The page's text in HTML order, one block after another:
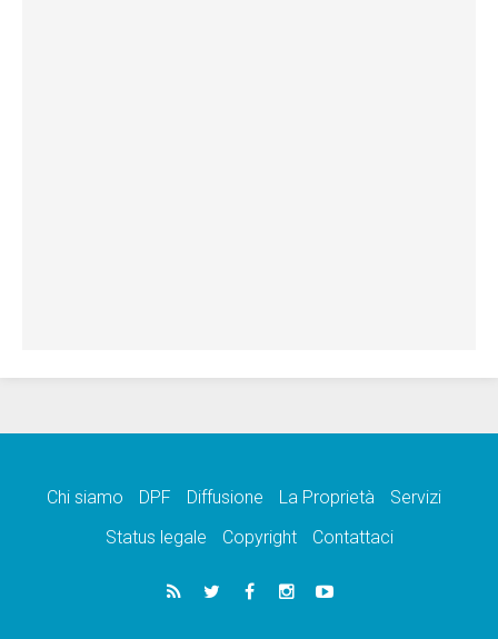
Chi siamo DPF Diffusione La Proprietà
Servizi
Status legale
Copyright Contattaci